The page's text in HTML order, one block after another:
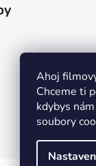
Ahoj
Chceme ti
kdybys
soubory